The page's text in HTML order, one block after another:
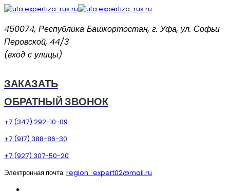
450074, Республика Башкортостан, г. Уфа, ул. Софьи
Перовской, 44/3
(вход с улицы)
ЗАКАЗАТЬ
ОБРАТНЫЙ ЗВОНОК
+7 (347) 292-10-09
+7 (917) 388-86-30
+7 (927) 307-50-20
Электронная почта: region_expert02@mail.ru